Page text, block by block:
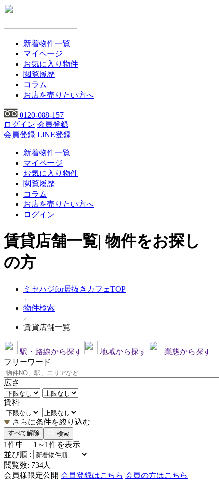
新着物件一覧
マイページ
お気に入り物件
閲覧履歴
コラム
お店を売りたい方へ
0120-088-157
ログイン 会員登録
会員登録 LINE登録
新着物件一覧
マイページ
お気に入り物件
閲覧履歴
コラム
お店を売りたい方へ
ログイン
賃貸店舗一覧| 物件をお探し
の方
ミセハジfor居抜きカフェTOP
物件検索
賃貸店舗一覧
駅・路線から探す 地域から探す
業態から探す
フリーワード
広さ
賃料
さらに条件を絞り込む
すべて解除 検索
1件中 1～1件を表示
並び順 :
閲覧数: 734人
会員様限定公開 会員登録はこちら 会員の方はこちら